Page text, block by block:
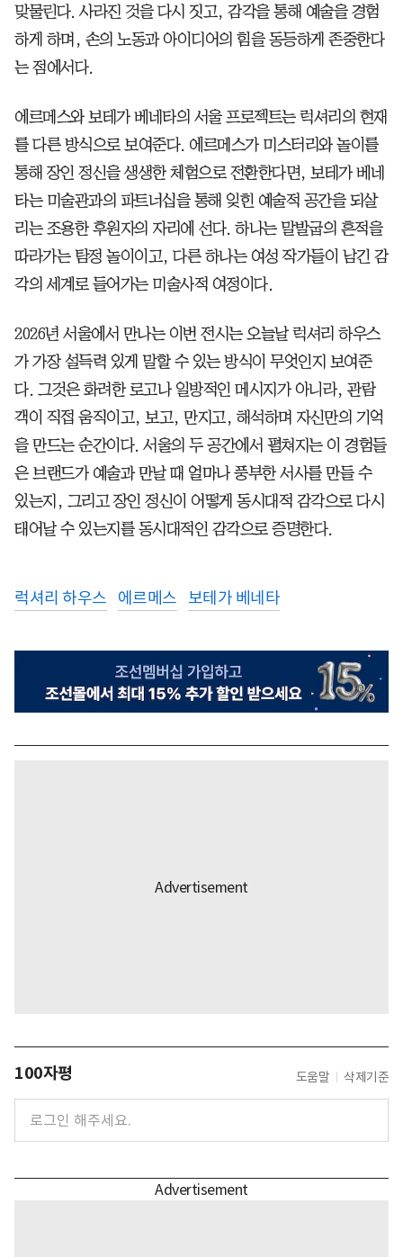
맞물린다. 사라진 것을 다시 짓고, 감각을 통해 예술을 경험
하게 하며, 손의 노동과 아이디어의 힘을 동등하게 존중한다
는 점에서다.
에르메스와 보테가 베네타의 서울 프로젝트는 럭셔리의 현재
를 다른 방식으로 보여준다. 에르메스가 미스터리와 놀이를
통해 장인 정신을 생생한 체험으로 전환한다면, 보테가 베네
타는 미술관과의 파트너십을 통해 잊힌 예술적 공간을 되살
리는 조용한 후원자의 자리에 선다. 하나는 말발굽의 흔적을
따라가는 탐정 놀이이고, 다른 하나는 여성 작가들이 남긴 감
각의 세계로 들어가는 미술사적 여정이다.
2026년 서울에서 만나는 이번 전시는 오늘날 럭셔리 하우스
가 가장 설득력 있게 말할 수 있는 방식이 무엇인지 보여준
다. 그것은 화려한 로고나 일방적인 메시지가 아니라, 관람
객이 직접 움직이고, 보고, 만지고, 해석하며 자신만의 기억
을 만드는 순간이다. 서울의 두 공간에서 펼쳐지는 이 경험들
은 브랜드가 예술과 만날 때 얼마나 풍부한 서사를 만들 수
있는지, 그리고 장인 정신이 어떻게 동시대적 감각으로 다시
태어날 수 있는지를 동시대적인 감각으로 증명한다.
럭셔리 하우스 에르메스 보테가 베네타
100자평 도움말 삭제기준